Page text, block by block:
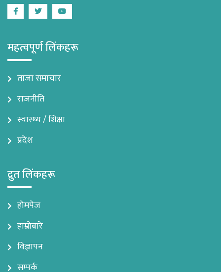
FacebookTwitterYoutube
महत्वपूर्ण लिंकहरू
ताजा समाचार
राजनीति
स्वास्थ्य / शिक्षा
प्रदेश
द्रुत लिंकहरू
होमपेज
हाम्रोबारे
विज्ञापन
सम्पर्क